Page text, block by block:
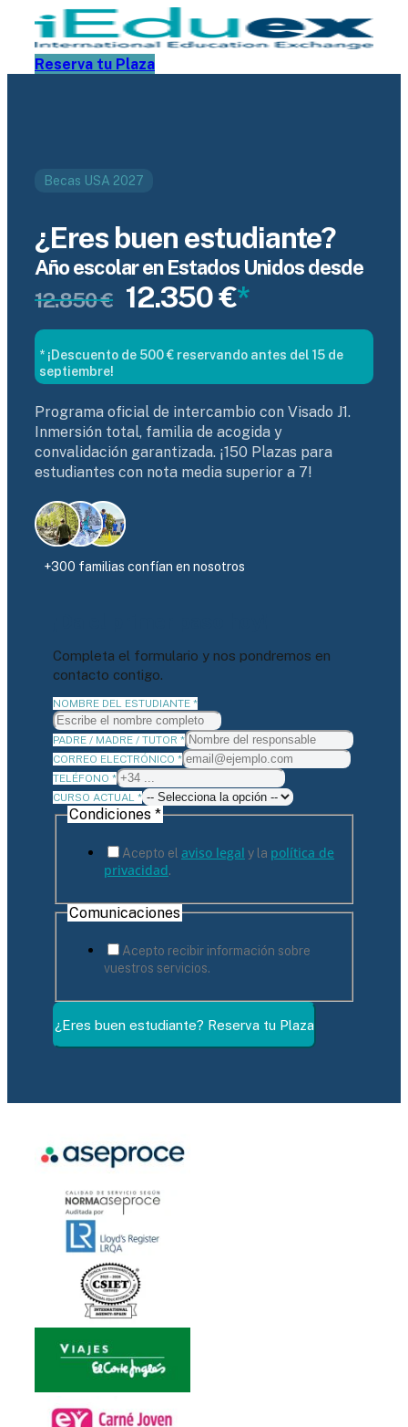
content
Reserva tu Plaza
Becas USA 2027
¿Eres buen estudiante?
Año escolar en Estados Unidos desde
12.850 € 12.350 €*
* ¡Descuento de 500 € reservando antes del 15 de
septiembre!
Programa oficial de intercambio con Visado J1.
Inmersión total, familia de acogida y
convalidación garantizada. ¡150 Plazas para
estudiantes con nota media superior a 7!
+300 familias confían en nosotros
Completa el formulario y nos pondremos en
contacto contigo.
NOMBRE DEL ESTUDIANTE *
PADRE / MADRE / TUTOR *
CORREO ELECTRÓNICO *
NOMBRE
DEL
ELECTRÓNICO
TELÉFONO *
CURSO ACTUAL *
Condiciones *
Acepto el aviso legal y la política de
privacidad.
Comunicaciones
Acepto recibir información sobre
vuestros servicios.
¿Eres buen estudiante? Reserva tu Plaza